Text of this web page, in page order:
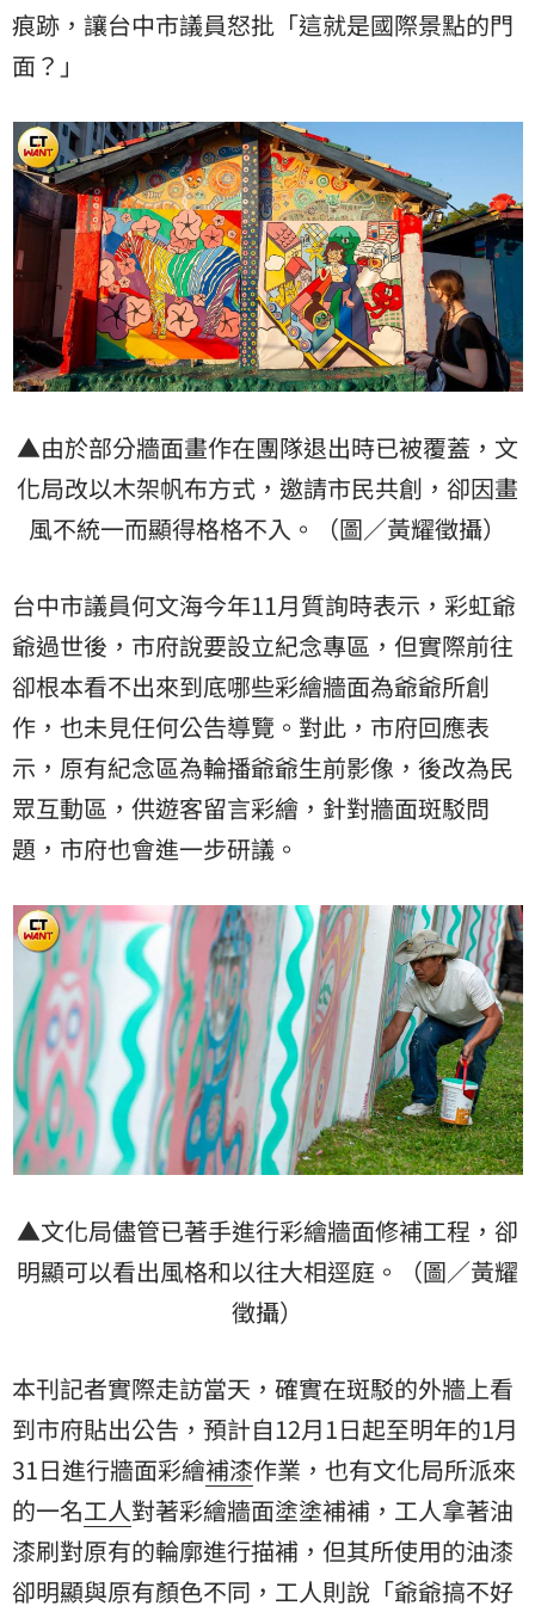
痕跡，讓台中市議員怒批「這就是國際景點的門
面？」
▲由於部分牆面畫作在團隊退出時已被覆蓋，文
化局改以木架帆布方式，邀請市民共創，卻因畫
風不統一而顯得格格不入。（圖／黃耀徵攝）
台中市議員何文海今年11月質詢時表示，彩虹爺
爺過世後，市府說要設立紀念專區，但實際前往
卻根本看不出來到底哪些彩繪牆面為爺爺所創
作，也未見任何公告導覽。對此，市府回應表
示，原有紀念區為輪播爺爺生前影像，後改為民
眾互動區，供遊客留言彩繪，針對牆面斑駁問
題，市府也會進一步研議。
▲文化局儘管已著手進行彩繪牆面修補工程，卻
明顯可以看出風格和以往大相逕庭。（圖／黃耀
徵攝）
本刊記者實際走訪當天，確實在斑駁的外牆上看
到市府貼出公告，預計自12月1日起至明年的1月
31日進行牆面彩繪補漆作業，也有文化局所派來
的一名工人對著彩繪牆面塗塗補補，工人拿著油
漆刷對原有的輪廓進行描補，但其所使用的油漆
卻明顯與原有顏色不同，工人則說「爺爺搞不好